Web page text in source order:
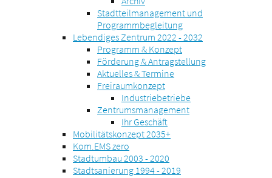
Stadtteilmanagement und
Programmbegleitung
Lebendiges Zentrum 2022 - 2032
Programm & Konzept
Förderung & Antragstellung
Aktuelles & Termine
Freiraumkonzept
Industriebetriebe
Zentrumsmanagement
Ihr Geschäft
Mobilitätskonzept 2035+
Kom.EMS zero
Stadtumbau 2003 - 2020
Stadtsanierung 1994 - 2019